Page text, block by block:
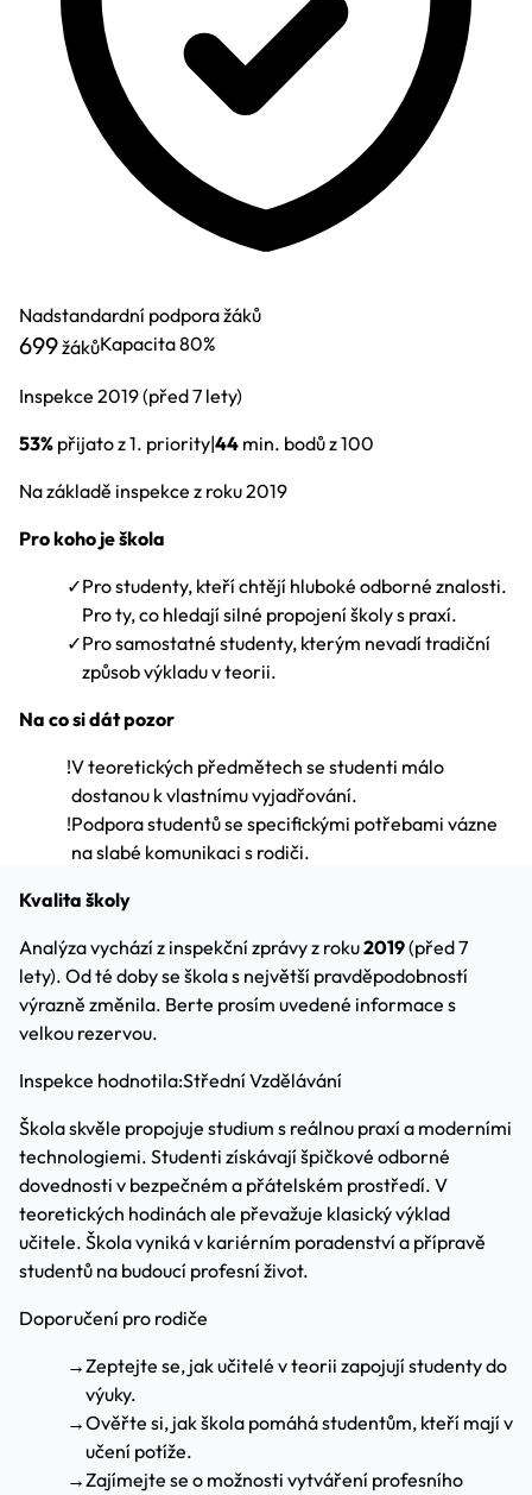
Nadstandardní podpora žáků
699žákůKapacita80%
Inspekce 2019(před 7 lety)
53% přijato z 1. priority|44 min. bodů z 100
Na základě inspekce z roku 2019
Pro koho je škola
✓Pro studenty, kteří chtějí hluboké odborné znalosti.
Pro ty, co hledají silné propojení školy s praxí.
✓Pro samostatné studenty, kterým nevadí tradiční
způsob výkladu v teorii.
Na co si dát pozor
!V teoretických předmětech se studenti málo
dostanou k vlastnímu vyjadřování.
!Podpora studentů se specifickými potřebami vázne
na slabé komunikaci s rodiči.
Kvalita školy
Analýza vychází z inspekční zprávy z roku2019(před 7
lety). Od té doby se škola s největší pravděpodobností
výrazně změnila. Berte prosím uvedené informace s
velkou rezervou.
Inspekce hodnotila:Střední Vzdělávání
Škola skvěle propojuje studium s reálnou praxí a moderními
technologiemi. Studenti získávají špičkové odborné
dovednosti v bezpečném a přátelském prostředí. V
teoretických hodinách ale převažuje klasický výklad
učitele. Škola vyniká v kariérním poradenství a přípravě
studentů na budoucí profesní život.
Doporučení pro rodiče
→Zeptejte se, jak učitelé v teorii zapojují studenty do
výuky.
→Ověřte si, jak škola pomáhá studentům, kteří mají v
učení potíže.
→Zajímejte se o možnosti vytváření profesního